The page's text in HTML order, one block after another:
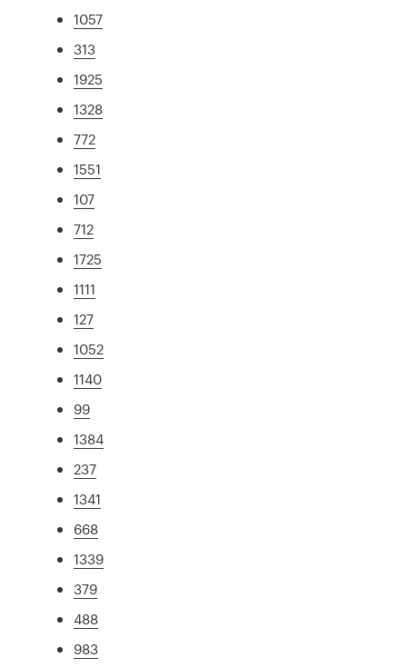
1057
313
1925
1328
772
1551
107
712
1725
1111
127
1052
1140
99
1384
237
1341
668
1339
379
488
983